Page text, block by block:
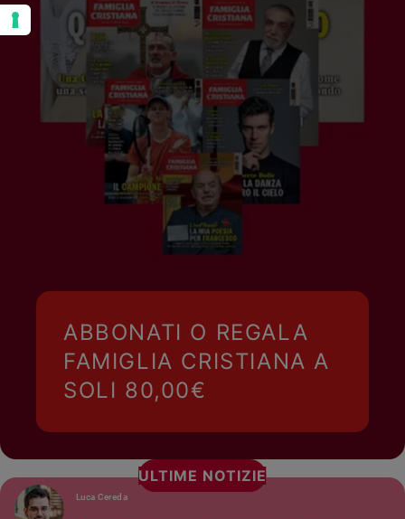
ABBONATI O REGALA
FAMIGLIA CRISTIANA A
SOLI 80,00€
ULTIME NOTIZIE
Luca Cereda